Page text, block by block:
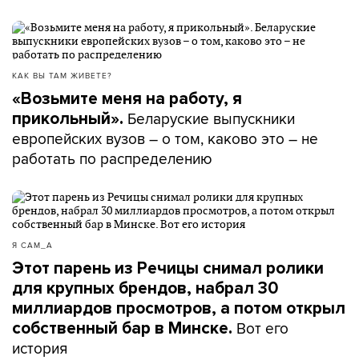
КАК ВЫ ТАМ ЖИВЕТЕ?
«Возьмите меня на работу, я
прикольный». Беларуские выпускники
европейских вузов – о том, каково это – не
работать по распределению
Я САМ_А
Этот парень из Речицы снимал ролики
для крупных брендов, набрал 30
миллиардов просмотров, а потом открыл
собственный бар в Минске. Вот его
история